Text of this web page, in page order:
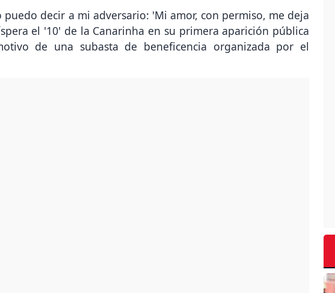
decir a mi adversario: 'Mi amor, con permiso, me deja
el '10' de la Canarinha en su primera aparición pública
de una subasta de beneficencia organizada por el